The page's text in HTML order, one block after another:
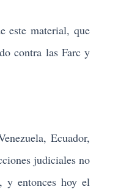
este material, que
contra las Farc y
Ecuador,
judiciales no
y entonces hoy el